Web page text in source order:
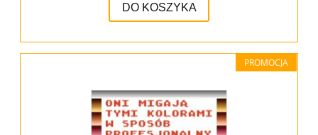
DO KOSZYKA
PROMOCJA